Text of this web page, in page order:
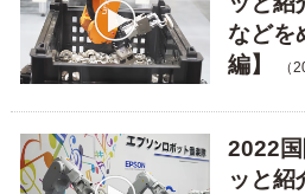
などを
編】
（
2022
ッと紹